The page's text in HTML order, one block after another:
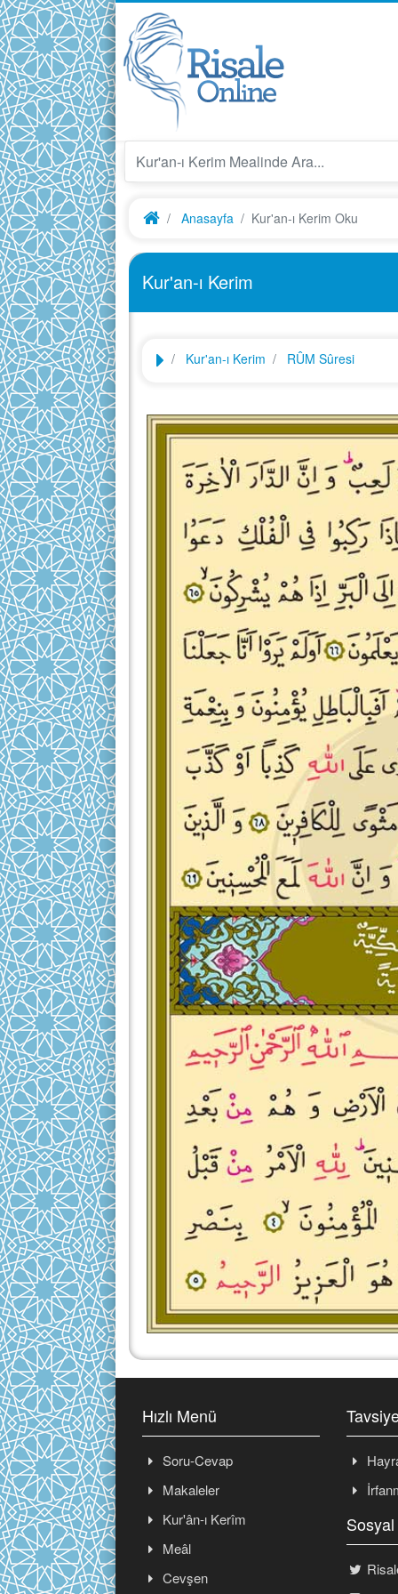
Anasayfa Kur'an-ı Kerim Oku
Kur'an-ı Kerim
Kur'an-ı Kerim RÛM Sûresi
Hızlı Menü
Soru-Cevap
Makaleler
Kur'ân-ı Kerîm
Meâl
Cevşen